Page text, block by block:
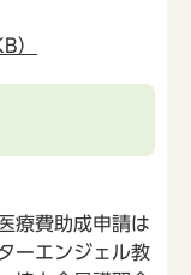
）
療費助成申請は
ーエンジェル教